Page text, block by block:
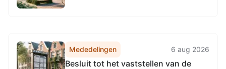
directeur Omgevingsdienst
Noordzeekanaalgebied
Mededelingen 6 aug 2026
Besluit tot het vaststellen van de